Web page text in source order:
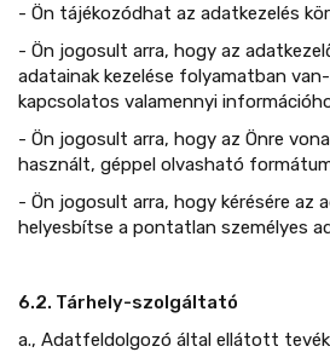
- Ön tájékozódhat az adatkezelés
- Ön jogosult arra, hogy az
adatainak kezelése folyamatban
kapcsolatos valamennyi
- Ön jogosult arra, hogy az Önre
használt, géppel olvasható
- Ön jogosult arra, hogy kérésére az
helyesbítse a pontatlan személyes
6.2. Tárhely-szolgáltató
a., Adatfeldolgozó által ellátott